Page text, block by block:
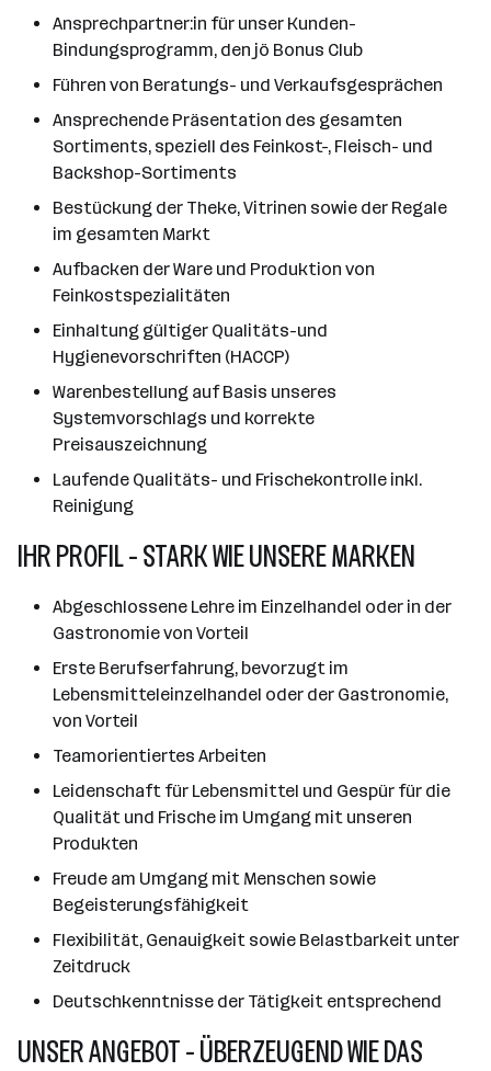
Ansprechpartner:in für unser Kunden-
Bindungsprogramm, den jö Bonus Club
Führen von Beratungs- und Verkaufsgesprächen
Ansprechende Präsentation des gesamten
Sortiments, speziell des Feinkost-, Fleisch- und
Backshop-Sortiments
Bestückung der Theke, Vitrinen sowie der Regale
im gesamten Markt
Aufbacken der Ware und Produktion von
Feinkostspezialitäten
Einhaltung gültiger Qualitäts-und
Hygienevorschriften (HACCP)
Warenbestellung auf Basis unseres
Systemvorschlags und korrekte
Preisauszeichnung
Laufende Qualitäts- und Frischekontrolle inkl.
Reinigung
IHR PROFIL - STARK WIE UNSERE MARKEN
Abgeschlossene Lehre im Einzelhandel oder in der
Gastronomie von Vorteil
Erste Berufserfahrung, bevorzugt im
Lebensmitteleinzelhandel oder der Gastronomie,
von Vorteil
Teamorientiertes Arbeiten
Leidenschaft für Lebensmittel und Gespür für die
Qualität und Frische im Umgang mit unseren
Produkten
Freude am Umgang mit Menschen sowie
Begeisterungsfähigkeit
Flexibilität, Genauigkeit sowie Belastbarkeit unter
Zeitdruck
Deutschkenntnisse der Tätigkeit entsprechend
UNSER ANGEBOT - ÜBERZEUGEND WIE DAS